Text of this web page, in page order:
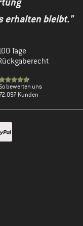
erhalten bleibt."
Tage
bewerten uns
72.097 Kunden